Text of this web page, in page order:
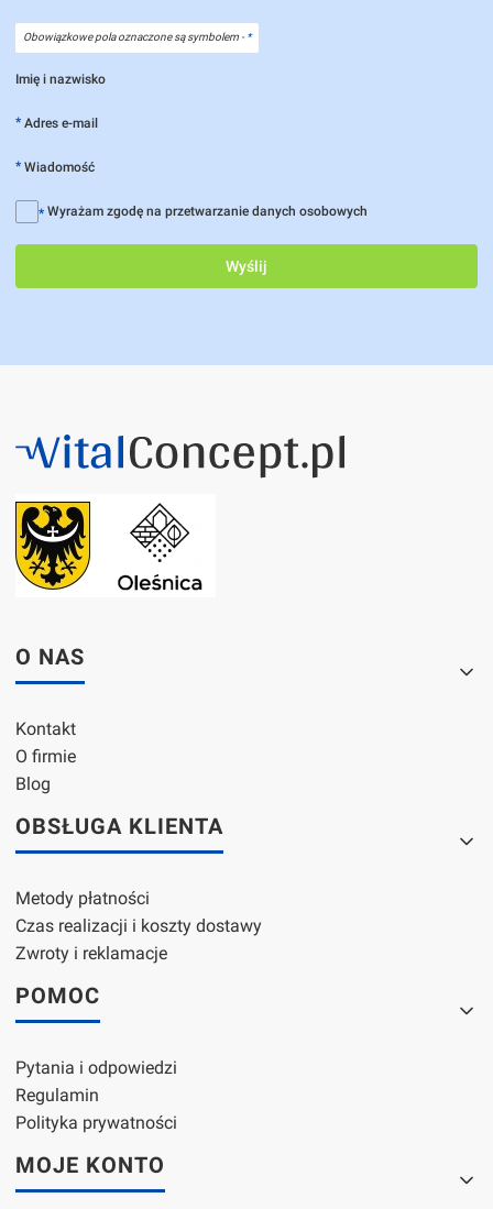
Obowiązkowe pola oznaczone są symbolem -*
Imię i nazwisko
* Adres e-mail
* Wiadomość
* Wyrażam zgodę na przetwarzanie danych osobowych
Wyślij
Linki w stopce
O NAS
Kontakt
O firmie
Blog
OBSŁUGA KLIENTA
Metody płatności
Czas realizacji i koszty dostawy
Zwroty i reklamacje
POMOC
Pytania i odpowiedzi
Regulamin
Polityka prywatności
MOJE KONTO